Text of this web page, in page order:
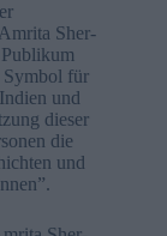
Sher-
Symbol für
und
dieser
die
und